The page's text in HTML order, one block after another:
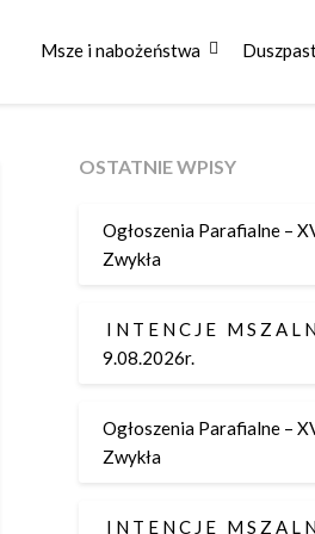
Msze i nabożeństwa
OSTATNIE WPISY
Ogłoszenia Parafialne –
Zwykła
I N T E N C J E M S Z A L
9.08.2026r.
Ogłoszenia Parafialne –
Zwykła
I N T E N C J E M S Z A L